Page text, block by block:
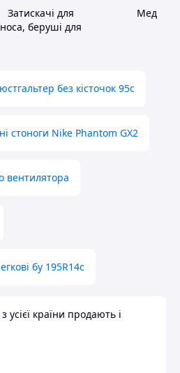
Затискачі для
носа, беруші для
Мед
без кісточок 95с
стоноги Nike Phantom GX2
вентилятора
бу 195R14c
країни продають і